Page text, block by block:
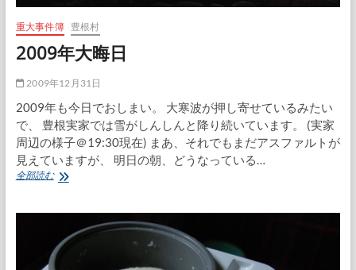
重大事件簿 豊根村
2009年大晦日
2009年12月31日
2009年も今日でおしまい。 大寒波が押し寄せているみたい
で、 豊根実家では雪がしんしんと降り続いています。 (実家
周辺の様子＠19:30現在) まあ、それでもまだアスファルトが
見えていますが、 明日の朝、どうなっている…
全部読む2009